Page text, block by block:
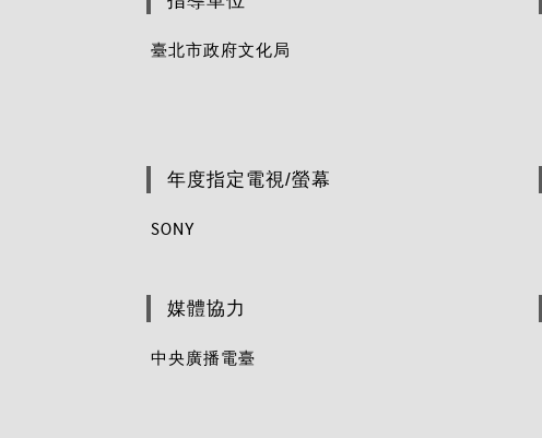
臺北市政府文化局
年度指定電視/螢幕
SONY
媒體協力
中央廣播電臺